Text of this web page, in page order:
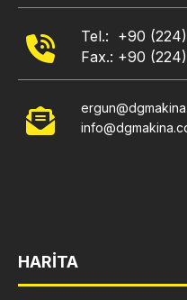
Tel.: +90
Fax.: +90
HARİTA